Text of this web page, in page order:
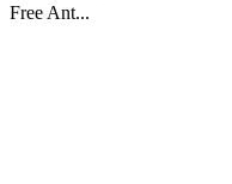
Free Ant...